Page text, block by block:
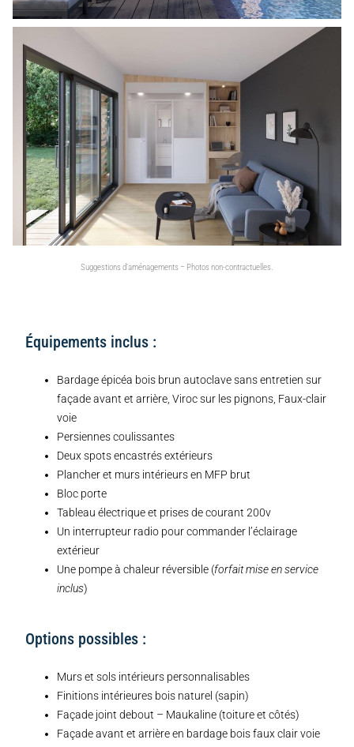
Suggestions d’aménagements – Photos non-contractuelles.
Équipements inclus :
Bardage épicéa bois brun autoclave sans entretien sur
façade avant et arrière, Viroc sur les pignons, Faux-clair
voie
Persiennes coulissantes
Deux spots encastrés extérieurs
Plancher et murs intérieurs en MFP brut
Bloc porte
Tableau électrique et prises de courant 200v
Un interrupteur radio pour commander l’éclairage
extérieur
Une pompe à chaleur réversible (forfait mise en service
inclus)
Options possibles :
Murs et sols intérieurs personnalisables
Finitions intérieures bois naturel (sapin)
Façade joint debout – Maukaline (toiture et côtés)
Façade avant et arrière en bardage bois faux clair voie